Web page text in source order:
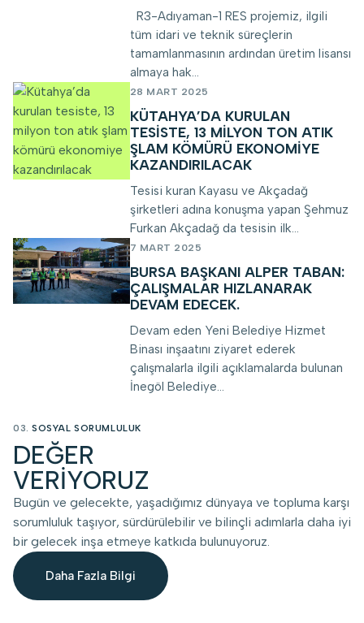
R3-Adıyaman-1 RES projemiz, ilgili
tüm idari ve teknik süreçlerin
tamamlanmasının ardından üretim lisansı
almaya hak...
28 MART 2025
KÜTAHYA’DA KURULAN
TESISTE, 13 MILYON TON ATIK
ŞLAM KÖMÜRÜ EKONOMIYE
KAZANDIRILACAK
Tesisi kuran Kayasu ve Akçadağ
şirketleri adına konuşma yapan Şehmuz
Furkan Akçadağ da tesisin ilk...
7 MART 2025
BURSA BAŞKANI ALPER TABAN:
ÇALIŞMALAR HIZLANARAK
DEVAM EDECEK.
Devam eden Yeni Belediye Hizmet
Binası inşaatını ziyaret ederek
çalışmalarla ilgili açıklamalarda bulunan
İnegöl Belediye...
03. SOSYAL SORUMLULUK
DEĞER
VERİYORUZ
Bugün ve gelecekte, yaşadığımız dünyaya ve topluma karşı
sorumluluk taşıyor, sürdürülebilir ve bilinçli adımlarla daha iyi
bir gelecek inşa etmeye katkıda bulunuyoruz.
Daha Fazla Bilgi